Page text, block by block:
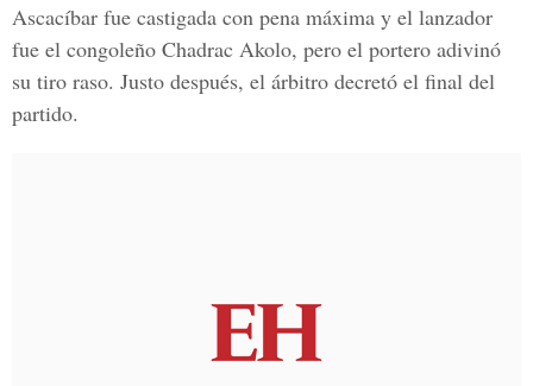
Ascacíbar fue castigada con pena máxima y el lanzador
fue el congoleño Chadrac Akolo, pero el portero adivinó
su tiro raso. Justo después, el árbitro decretó el final del
partido.